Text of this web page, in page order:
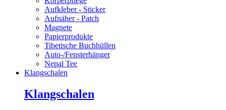
Aufkleber - Sticker
Aufnäher - Patch
Magnete
Papierprodukte
Tibetische Buchhüllen
Auto-/Fensterhänger
Nepal Tee
Klangschalen
Klangschalen